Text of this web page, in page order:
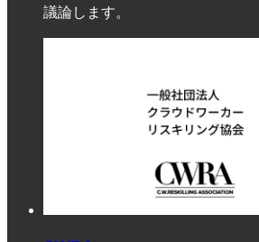
議論します。